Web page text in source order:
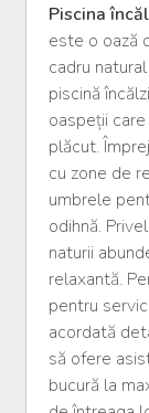
Piscina
este o oază
cadru
piscină
oaspeții
plăcut.
cu zone de
umbrele
odihnă.
naturii
relaxantă.
pentru
acordată
să ofere
bucură la